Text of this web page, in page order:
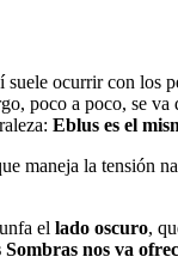
ocurrir con los
poco a poco, se
Eblus es el
maneja la tensión
el lado oscuro,
nos va